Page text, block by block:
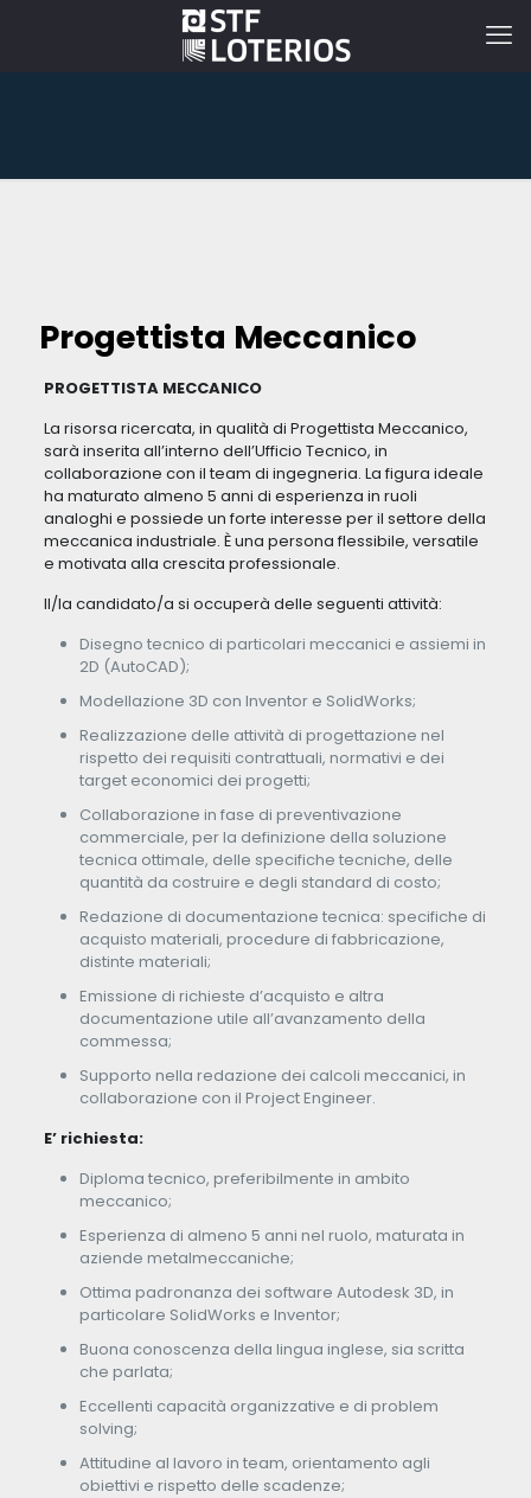
Progettista Meccanico
PROGETTISTA MECCANICO
La risorsa ricercata, in qualità di Progettista Meccanico,
sarà inserita all’interno dell’Ufficio Tecnico, in
collaborazione con il team di ingegneria. La figura ideale
ha maturato almeno 5 anni di esperienza in ruoli
analoghi e possiede un forte interesse per il settore della
meccanica industriale. È una persona flessibile, versatile
e motivata alla crescita professionale.
Il/la candidato/a si occuperà delle seguenti attività:
Disegno tecnico di particolari meccanici e assiemi in
2D (AutoCAD);
Modellazione 3D con Inventor e SolidWorks;
Realizzazione delle attività di progettazione nel
rispetto dei requisiti contrattuali, normativi e dei
target economici dei progetti;
Collaborazione in fase di preventivazione
commerciale, per la definizione della soluzione
tecnica ottimale, delle specifiche tecniche, delle
quantità da costruire e degli standard di costo;
Redazione di documentazione tecnica: specifiche di
acquisto materiali, procedure di fabbricazione,
distinte materiali;
Emissione di richieste d’acquisto e altra
documentazione utile all’avanzamento della
commessa;
Supporto nella redazione dei calcoli meccanici, in
collaborazione con il Project Engineer.
E’ richiesta:
Diploma tecnico, preferibilmente in ambito
meccanico;
Esperienza di almeno 5 anni nel ruolo, maturata in
aziende metalmeccaniche;
Ottima padronanza dei software Autodesk 3D, in
particolare SolidWorks e Inventor;
Buona conoscenza della lingua inglese, sia scritta
che parlata;
Eccellenti capacità organizzative e di problem
solving;
Attitudine al lavoro in team, orientamento agli
obiettivi e rispetto delle scadenze;